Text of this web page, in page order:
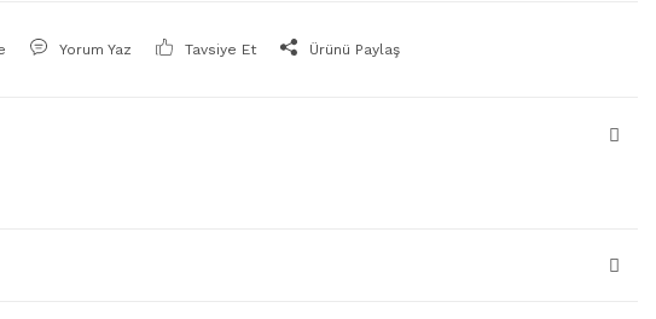
Yorum Yaz Tavsiye Et Ürünü Paylaş